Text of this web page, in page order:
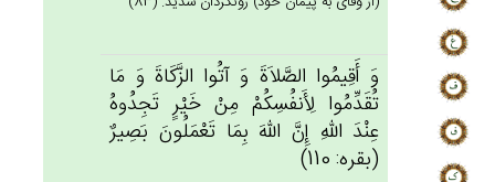
وَ أَقِيمُوا الصَّلاَة‌َ وَ آتُوا الزَّكَاة‌َ وَ مَا
تُقَدِّمُوا لِأَنفُسِكُم‌ْ مِن‌ْ خَيْرٍ تَجِدُوه‌ُ
عِنْدَ الله‌ِ إِن‌َّ الله‌َ بِمَا تَعْمَلُون‌َ بَصِيرٌ
(بقره: 110)